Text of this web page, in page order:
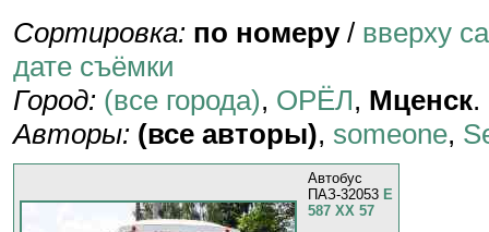
Сортировка: по номеру/ вверху
дате съёмки
Город: (все города), ОРЁЛ, Мценск.
Авторы: (все авторы), someone,
Автобус
ПАЗ-32053 Е
587 ХХ 57